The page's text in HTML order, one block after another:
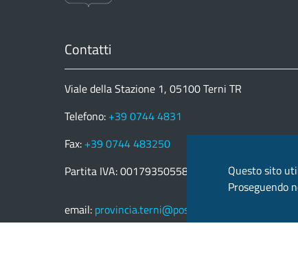
Contatti
Viale della Stazione 1, 05100 Terni TR
Telefono: +39 0744 4831
Fax: +39 0744 483250
Partita IVA: 00179350558
email: provincia.terni@postacert.umbria.it
Questo sito
Proseguendo